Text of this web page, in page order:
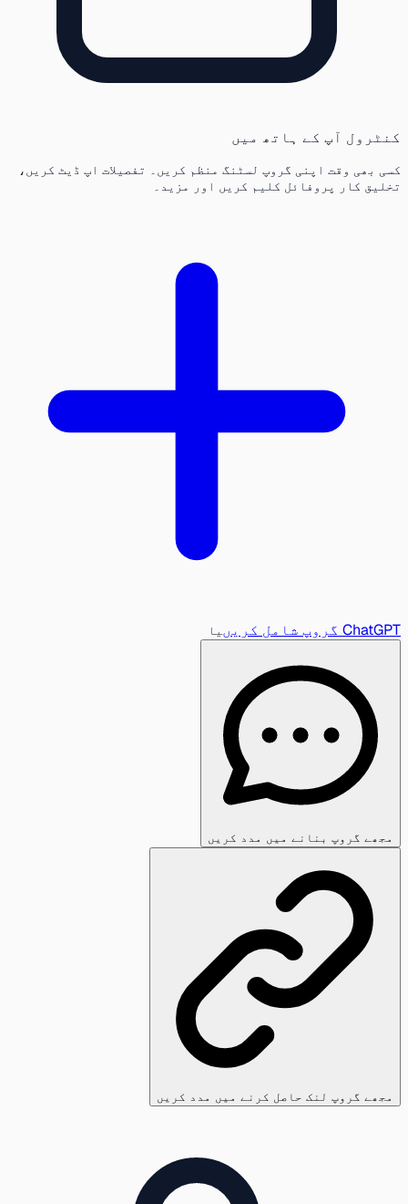
کنٹرول آپ کے ہاتھ میں
کسی بھی وقت اپنی گروپ لسٹنگ منظم کریں۔ تفصیلات اپ ڈیٹ کریں،
تخلیق کار پروفائل کلیم کریں اور مزید۔
ChatGPT گروپ شامل کریں یا
مجھے گروپ بنانے میں مدد کریں
مجھے گروپ لنک حاصل کرنے میں مدد کریں